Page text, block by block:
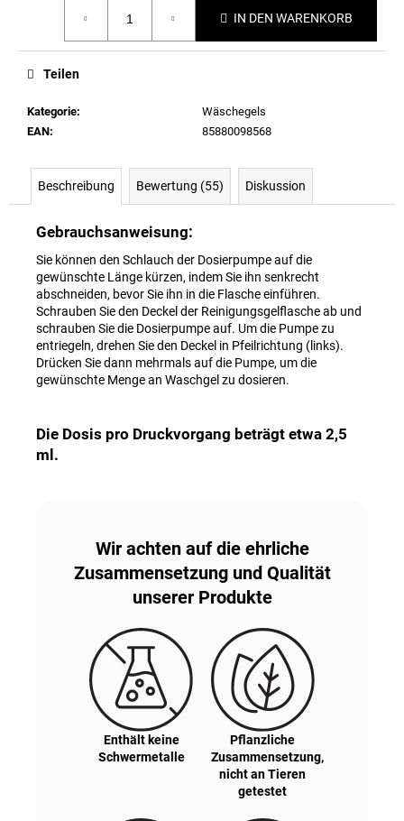
IN DEN WARENKORB
Kategorie:
Wäschegels
EAN: 85880098568
Teilen
Beschreibung Bewertung (55) Diskussion
Gebrauchsanweisung:
Sie können den Schlauch der Dosierpumpe auf die
gewünschte Länge kürzen, indem Sie ihn senkrecht
abschneiden, bevor Sie ihn in die Flasche einführen.
Schrauben Sie den Deckel der Reinigungsgelflasche ab und
schrauben Sie die Dosierpumpe auf. Um die Pumpe zu
entriegeln, drehen Sie den Deckel in Pfeilrichtung (links).
Drücken Sie dann mehrmals auf die Pumpe, um die
gewünschte Menge an Waschgel zu dosieren.
Die Dosis pro Druckvorgang beträgt etwa 2,5
ml.
Wir achten auf die ehrliche
Zusammensetzung und Qualität
unserer Produkte
Enthält keine
Schwermetalle
Pflanzliche
Zusammensetzung,
nicht an Tieren
getestet